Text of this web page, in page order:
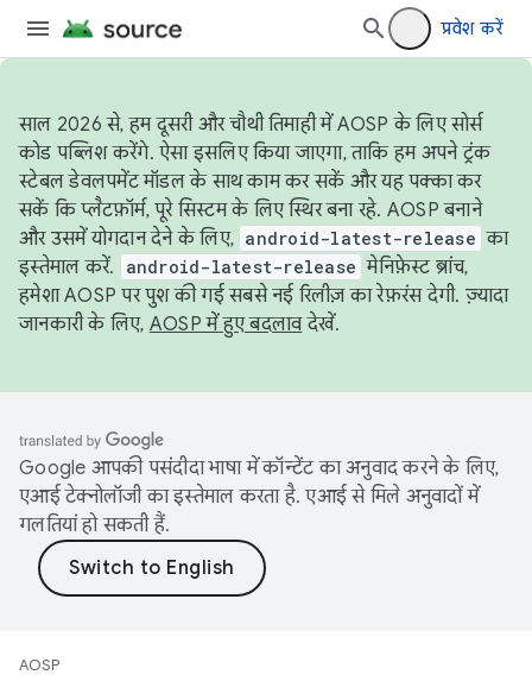
प्रवेश करें
साल 2026 से, हम दूसरी और चौथी तिमाही में AOSP के लिए सोर्स
कोड पब्लिश करेंगे. ऐसा इसलिए किया जाएगा, ताकि हम अपने ट्रंक
स्टेबल डेवलपमेंट मॉडल के साथ काम कर सकें और यह पक्का कर
सकें कि प्लैटफ़ॉर्म, पूरे सिस्टम के लिए स्थिर बना रहे. AOSP बनाने
और उसमें योगदान देने के लिए, android-latest-release का
इस्तेमाल करें.
android-latest-release मेनिफ़ेस्ट ब्रांच,
हमेशा AOSP पर पुश की गई सबसे नई रिलीज़ का रेफ़रंस देगी. ज़्यादा
जानकारी के लिए, AOSP में हुए बदलावदेखें.
Google आपकी पसंदीदा भाषा में कॉन्टेंट का अनुवाद करने के लिए,
एआई टेक्नोलॉजी का इस्तेमाल करता है. एआई से मिले अनुवादों में
गलतियां हो सकती हैं.
AOSP